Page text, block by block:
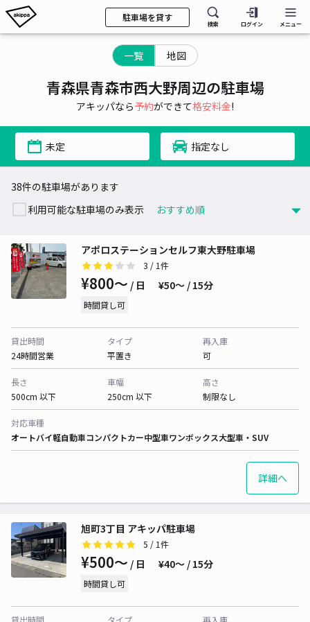
駐車場を貸す
検索 ログイン メニュー
一覧 地図
青森県青森市西大野周辺の駐車場
アキッパなら予約ができて格安料金!
未定 指定なし
38件の駐車場があります
利用可能な駐車場のみ表示
アポロステーションセルフ東大野駐車場
3 / 1件
¥800〜 / 日 ¥50〜 / 15分
時間貸し可
貸出時間
24時間営業
タイプ
平置き
再入庫
可
長さ
500cm 以下
車幅
250cm 以下
高さ
制限なし
対応車種
オートバイ軽自動車コンパクトカー中型車ワンボックス大型車・SUV
詳細へ
旭町3丁目 アキッパ駐車場
5 / 1件
¥500〜 / 日 ¥40〜 / 15分
時間貸し可
貸出時間
タイプ
再入庫